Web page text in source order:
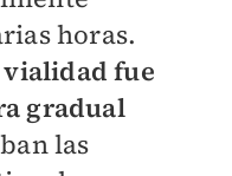
horas.
fue
gradual
las